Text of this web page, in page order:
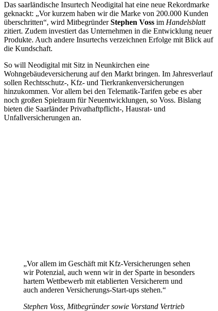
Das saarländische Insurtech Neodigital hat eine neue Rekordmarke
geknackt: „Vor kurzem haben wir die Marke von 200.000 Kunden
überschritten“, wird MitbegründerStephen Voss im Handelsblatt
zitiert. Zudem investiert das Unternehmen in die Entwicklung neuer
Produkte. Auch andere Insurtechs verzeichnen Erfolge mit Blick auf
die Kundschaft.
So will Neodigital mit Sitz in Neunkirchen eine
Wohngebäudeversicherung auf den Markt bringen. Im Jahresverlauf
sollen Rechtsschutz-, Kfz- und Tierkrankenversicherungen
hinzukommen. Vor allem bei den Telematik-Tarifen gebe es aber
noch großen Spielraum für Neuentwicklungen, so Voss. Bislang
bieten die Saarländer Privathaftpflicht-, Hausrat- und
Unfallversicherungen an.
„Vor allem im Geschäft mit Kfz-Versicherungen sehen
wir Potenzial, auch wenn wir in der Sparte in besonders
hartem Wettbewerb mit etablierten Versicherern und
auch anderen Versicherungs-Start-ups stehen.“
Stephen Voss, Mitbegründer sowie Vorstand Vertrieb